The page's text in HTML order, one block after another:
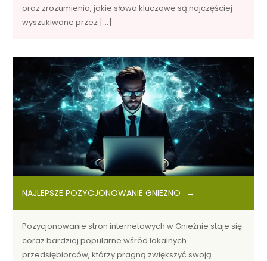
oraz zrozumienia, jakie słowa kluczowe są najczęściej
wyszukiwane przez […]
NAJLEPSZE POZYCJONOWANIE GNIEZNO
Pozycjonowanie stron internetowych w Gnieźnie staje się
coraz bardziej popularne wśród lokalnych
przedsiębiorców, którzy pragną zwiększyć swoją